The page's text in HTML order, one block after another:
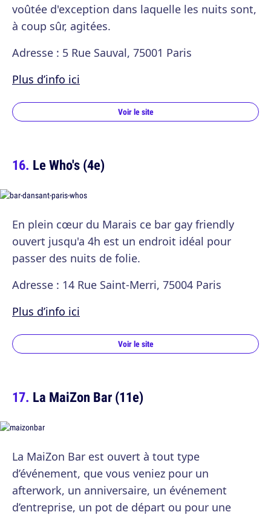
voûtée d'exception dans laquelle les nuits sont,
à coup sûr, agitées.
Adresse : 5 Rue Sauval, 75001 Paris
Plus d’info ici
Voir le site
Le Who's (4e)
En plein cœur du Marais ce bar gay friendly
ouvert jusqu'a 4h est un endroit idéal pour
passer des nuits de folie.
Adresse : 14 Rue Saint-Merri, 75004 Paris
Plus d’info ici
Voir le site
La MaiZon Bar (11e)
La MaiZon Bar est ouvert à tout type
d’événement, que vous veniez pour un
afterwork, un anniversaire, un événement
d’entreprise, un pot de départ ou pour une